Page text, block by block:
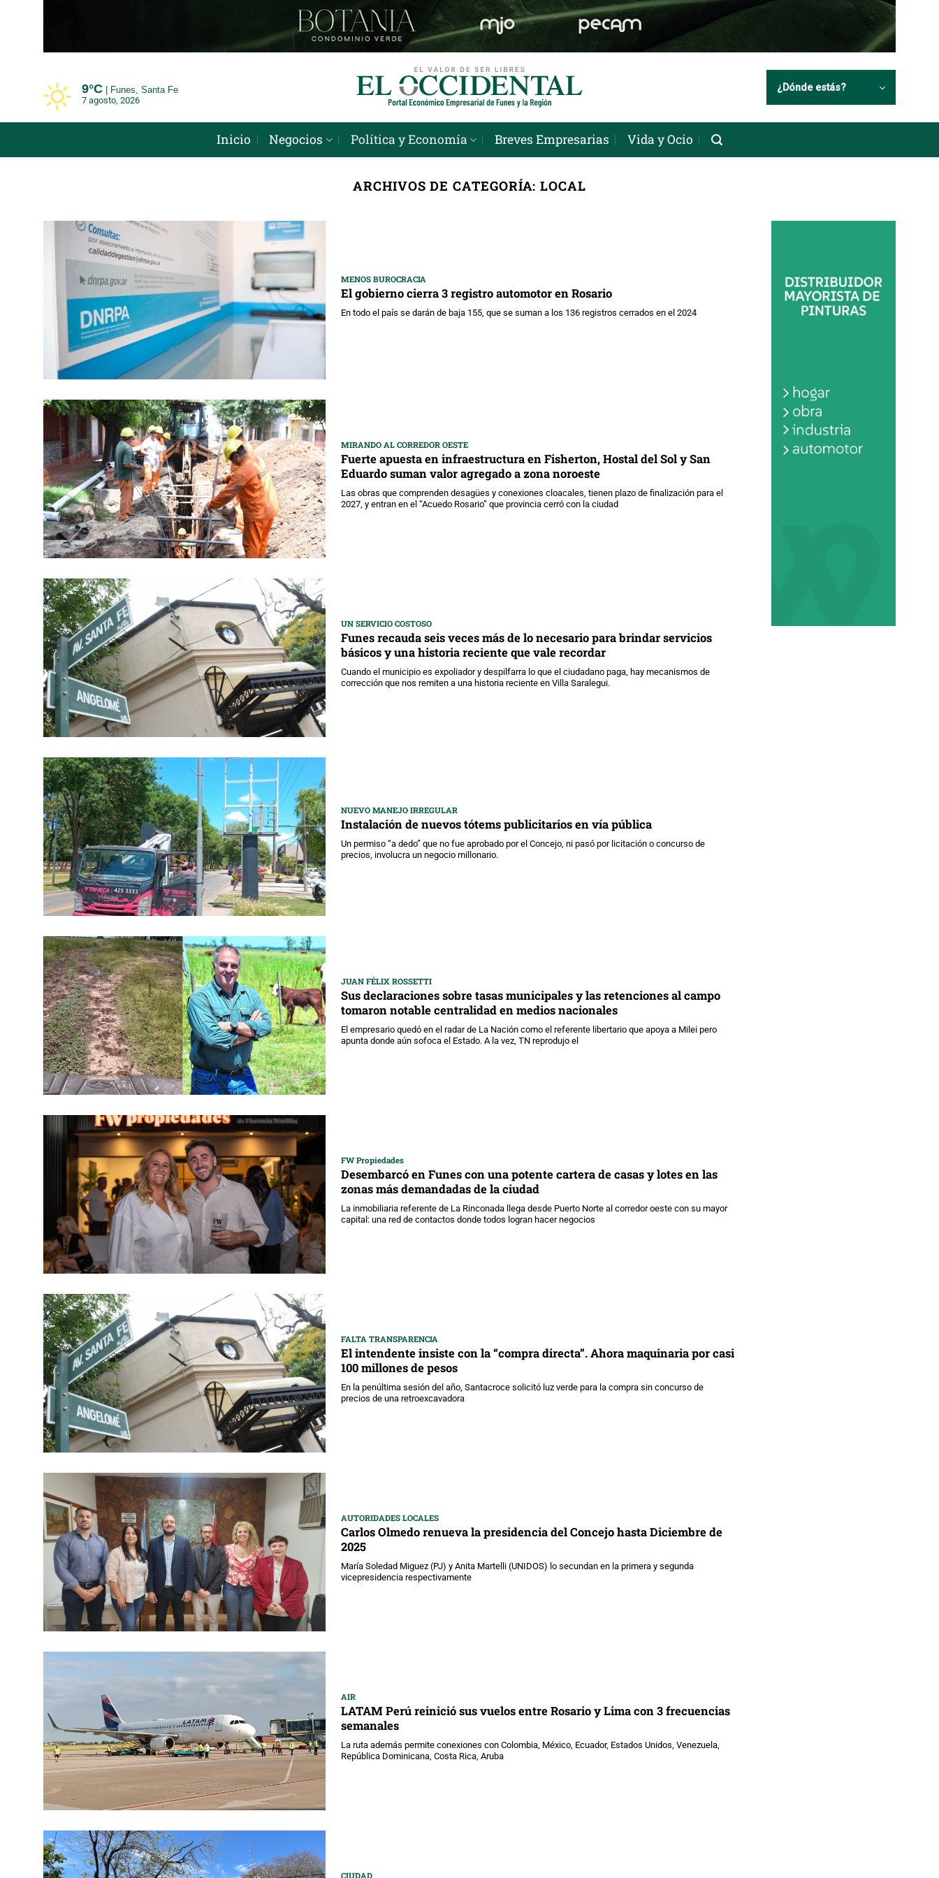
9°C
Funes, Santa Fe
7 agosto, 2026
¿Dónde estás?
Inicio Negocios Política y Economía Breves Empresarias Vida y Ocio
ARCHIVOS DE CATEGORÍA:LOCAL
MENOS BUROCRACIA
El gobierno cierra 3 registro automotor en Rosario
En todo el país se darán de baja 155, que se suman a los 136 registros cerrados en el 2024
MIRANDO AL CORREDOR OESTE
Fuerte apuesta en infraestructura en Fisherton, Hostal del Sol y San
Eduardo suman valor agregado a zona noroeste
Las obras que comprenden desagües y conexiones cloacales, tienen plazo de finalización para el
2027, y entran en el “Acuedo Rosario” que provincia cerró con la ciudad
UN SERVICIO COSTOSO
Funes recauda seis veces más de lo necesario para brindar servicios
básicos y una historia reciente que vale recordar
Cuando el municipio es expoliador y despilfarra lo que el ciudadano paga, hay mecanismos de
corrección que nos remiten a una historia reciente en Villa Saralegui.
NUEVO MANEJO IRREGULAR
Instalación de nuevos tótems publicitarios en vía pública
Un permiso “a dedo” que no fue aprobado por el Concejo, ni pasó por licitación o concurso de
precios, involucra un negocio millonario.
JUAN FÉLIX ROSSETTI
Sus declaraciones sobre tasas municipales y las retenciones al campo
tomaron notable centralidad en medios nacionales
El empresario quedó en el radar de La Nación como el referente libertario que apoya a Milei pero
apunta donde aún sofoca el Estado. A la vez, TN reprodujo el
FW Propiedades
Desembarcó en Funes con una potente cartera de casas y lotes en las
zonas más demandadas de la ciudad
La inmobiliaria referente de La Rinconada llega desde Puerto Norte al corredor oeste con su mayor
capital: una red de contactos donde todos logran hacer negocios
FALTA TRANSPARENCIA
El intendente insiste con la “compra directa”. Ahora maquinaria por casi
100 millones de pesos
En la penúltima sesión del año, Santacroce solicitó luz verde para la compra sin concurso de
precios de una retroexcavadora
AUTORIDADES LOCALES
Carlos Olmedo renueva la presidencia del Concejo hasta Diciembre de
2025
María Soledad Miguez (PJ) y Anita Martelli (UNIDOS) lo secundan en la primera y segunda
vicepresidencia respectivamente
AIR
LATAM Perú reinició sus vuelos entre Rosario y Lima con 3 frecuencias
semanales
La ruta además permite conexiones con Colombia, México, Ecuador, Estados Unidos, Venezuela,
República Dominicana, Costa Rica, Aruba
CIUDAD